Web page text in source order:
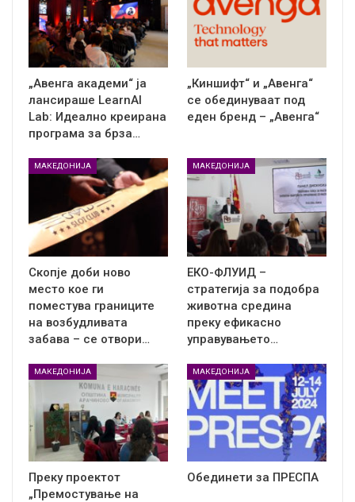
„Авенга академи“ ја
лансираше LearnAI
Lab: Идеално креирана
програма за брза…
„Киншифт“ и „Авенга“
се обединуваат под
еден бренд – „Авенга“
МАКЕДОНИЈА
Скопје доби ново
место кое ги
поместува границите
на возбудливата
забава – се отвори…
МАКЕДОНИЈА
ЕКО-ФЛУИД –
стратегија за подобра
животна средина
преку ефикасно
управувањето…
МАКЕДОНИЈА
Преку проектот
„Премостување на
МАКЕДОНИЈА
Обединети за ПРЕСПА